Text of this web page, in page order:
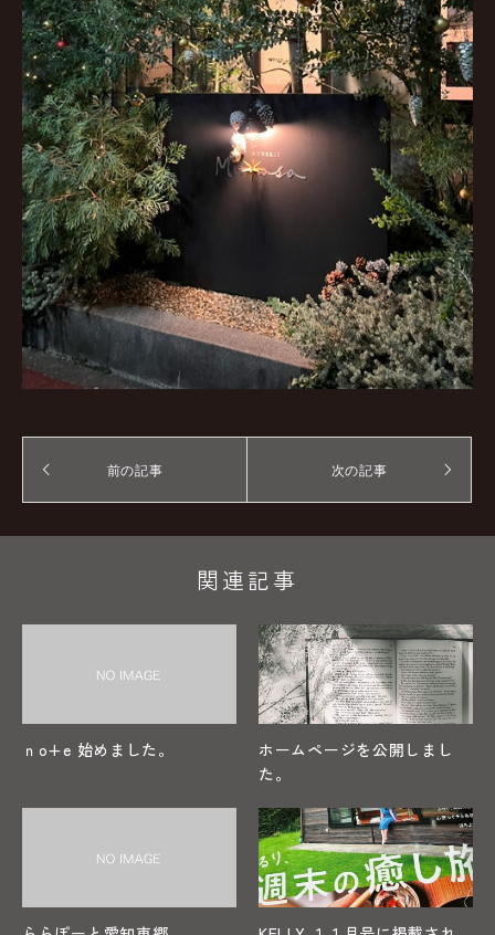
前の記事 次の記事
関連記事
ｎo+e 始めました。
ホームページを公開しまし
た。